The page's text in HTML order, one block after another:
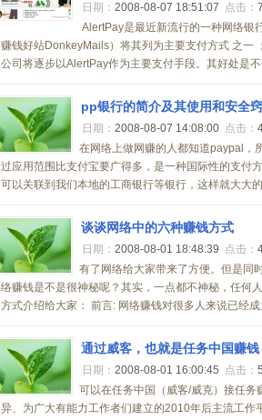
日期： 2008-08-07 18:51:07 点击：
AlertPay是最近新流行的一种网络银
赚钱好站DonkeyMails）将其列为主要支付方式 之一
公司将逐步以AlertPay作为主要支付手段。其好处是
pp银行的简介及其使用和安全
日期： 2008-08-07 14:08:00 点击：
在网络上做网赚的人都知道paypal，
过应用范围比支付宝要广得多，是一种国际性的支付
可以关联到我们本地的工商银行等银行，这样就大大
谈谈网络中的六种赚钱方式
日期： 2008-08-01 18:48:39 点击：
有了网络给大家带来了方便。但是同
络赚钱是不是很神秘呢？其实，一点都不神秘，任何
方式介绍给大家： 前言: 网络赚钱对很多人来说已经
通过威客，也就是任务中国赚钱
日期： 2008-08-01 16:00:45 点击：
可以在任务中国（威客/威克）接任
异、为广大有能力工作者们建立的2010年后主流工